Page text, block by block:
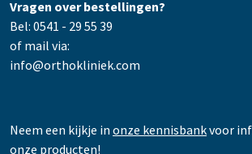
Vragen over bestellingen?
Bel: 0541 - 29 55 39
of mail via:
info@orthokliniek.com
Neem een kijkje in onze kennisbankvoor
onze producten!